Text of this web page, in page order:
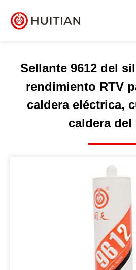
Sellante 9612 del
rendimiento RTV
caldera eléctrica,
caldera del